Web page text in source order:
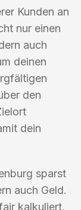
Kunden an
nur einen
auch
deinen
den
dein
sparst
auch Geld.
kalkuliert.